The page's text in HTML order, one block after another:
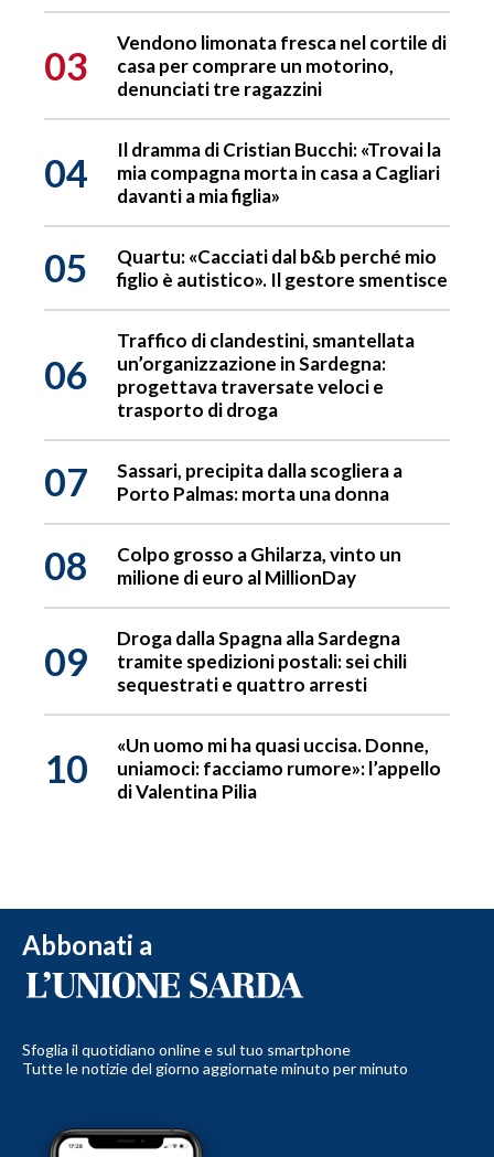
03
Vendono limonata fresca nel cortile di
casa per comprare un motorino,
denunciati tre ragazzini
04
Il dramma di Cristian Bucchi: «Trovai la
mia compagna morta in casa a Cagliari
davanti a mia figlia»
05
Quartu: «Cacciati dal b&b perché mio
figlio è autistico». Il gestore smentisce
06
Traffico di clandestini, smantellata
un’organizzazione in Sardegna:
progettava traversate veloci e
trasporto di droga
07
Sassari, precipita dalla scogliera a
Porto Palmas: morta una donna
08
Colpo grosso a Ghilarza, vinto un
milione di euro al MillionDay
09
Droga dalla Spagna alla Sardegna
tramite spedizioni postali: sei chili
sequestrati e quattro arresti
10
«Un uomo mi ha quasi uccisa. Donne,
uniamoci: facciamo rumore»: l’appello
di Valentina Pilia
Abbonati a
Sfoglia il quotidiano online e sul tuo smartphone
Tutte le notizie del giorno aggiornate minuto per minuto